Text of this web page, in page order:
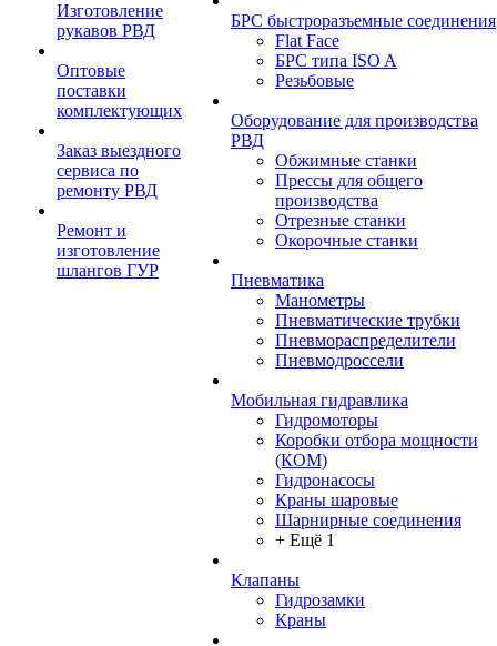
Изготовление
рукавов РВД
Оптовые
поставки
комплектующих
Заказ выездного
сервиса по
ремонту РВД
Ремонт и
изготовление
шлангов ГУР
БРС быстроразъемные соединения
Flat Face
БРС типа ISO A
Резьбовые
Оборудование для производства
РВД
Обжимные станки
Прессы для общего
производства
Отрезные станки
Окорочные станки
Пневматика
Манометры
Пневматические трубки
Пневмораспределители
Пневмодроссели
Мобильная гидравлика
Гидромоторы
Коробки отбора мощности
(КОМ)
Гидронасосы
Краны шаровые
Шарнирные соединения
+ Ещё 1
Клапаны
Гидрозамки
Краны